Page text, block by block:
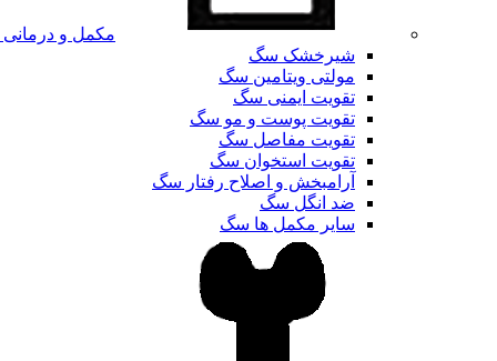
مکمل و
شیرخشک سگ
مولتی ویتامین سگ
تقویت ایمنی سگ
تقویت پوست و مو سگ
تقویت مفاصل سگ
تقویت استخوان سگ
آرامبخش و اصلاح رفتار سگ
ضد انگل سگ
سایر مکمل ها سگ